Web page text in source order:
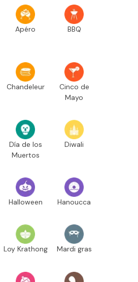
Apéro BBQ
Chandeleur
Cinco de
Mayo
Día de los
Muertos
Diwali
Halloween Hanoucca
Loy Krathong Mardi gras